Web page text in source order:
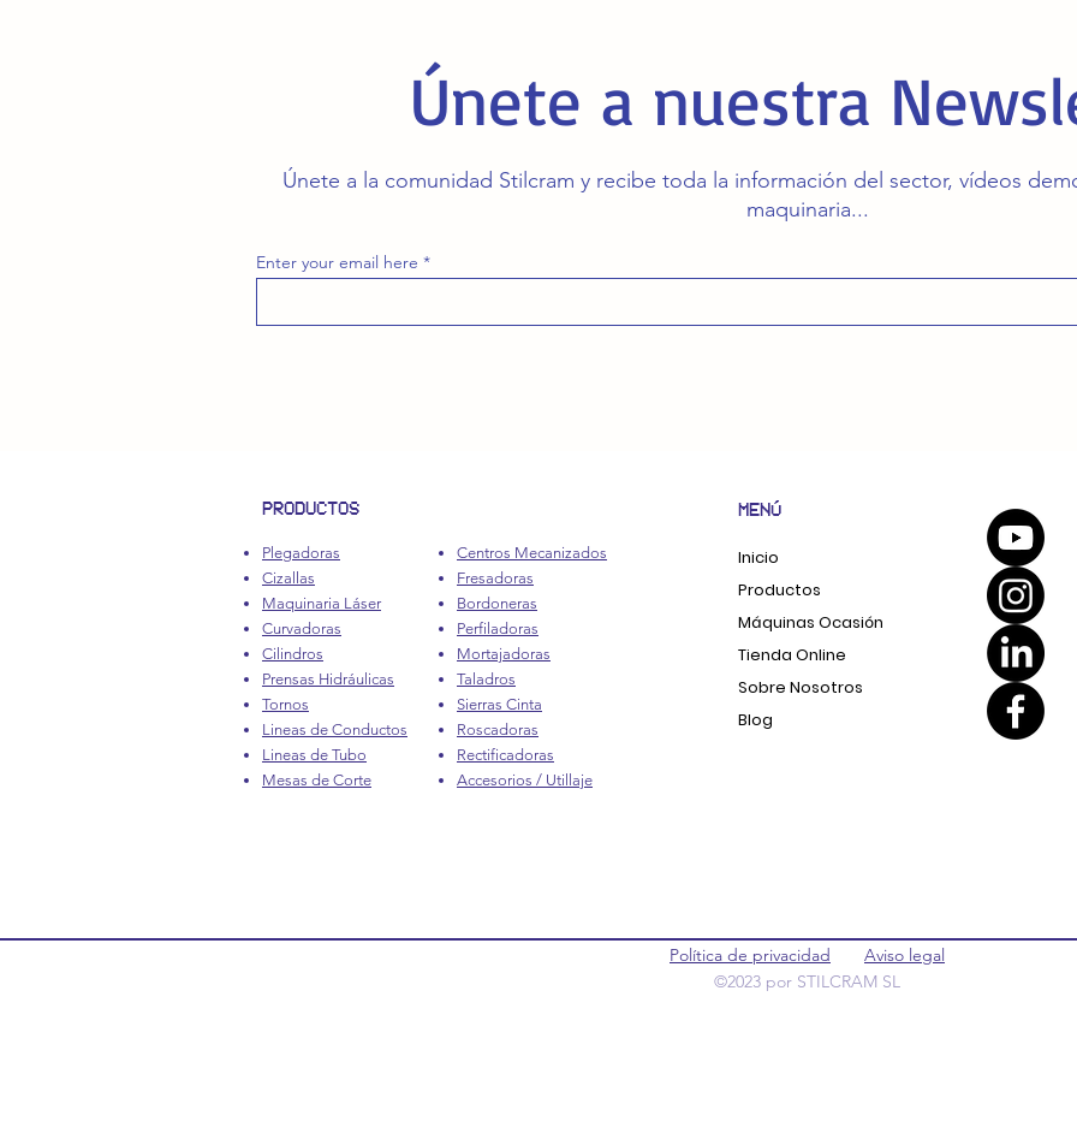
Únete a nuestra
Únete a la comunidad Stilcram y recibe toda la información del sector, vídeos
maquinaria...
Enter your email here
PRODUCTOS
Plegadoras
Cizallas
Maquinaria Láser
Curvadoras
Cilindros
Prensas Hidráulicas
Tornos
Lineas de Conductos
Lineas de Tubo
Mesas de Corte
Centros Mecanizados
Fresadoras
Bordoneras
Perfiladoras
Mortajadoras
Taladros
Sierras Cinta
Roscadoras
Rectificadoras
Accesorios / Utillaje
MENÚ
Inicio
Productos
Máquinas Ocasión
Tienda Online
Sobre Nosotros
Blog
©2023 por STILCRAM SL
Política de privacidad Aviso legal